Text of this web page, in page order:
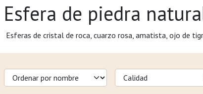
Esfera de piedra
Esferas de cristal de roca, cuarzo rosa, amatista, ojo de